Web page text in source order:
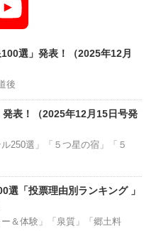
Channel
選」発表！（2025年12月
後
表！（2025年12月15日号発
250選」「５つ星の宿」「５
選「投票理由別ランキング 」
＆体験」「泉質」「郷土料